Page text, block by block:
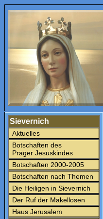
Sievernich
Aktuelles
Botschaften des
Prager Jesuskindes
Botschaften 2000-2005
Botschaften nach Themen
Die Heiligen in Sievernich
Der Ruf der Makellosen
Haus Jerusalem